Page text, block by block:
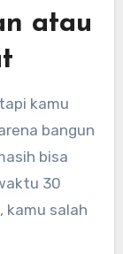
atau
kamu
bangun
bisa
30
kamu salah